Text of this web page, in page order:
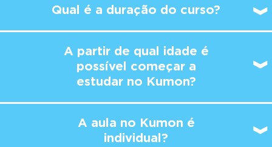
Qual é a duração do curso?
A partir de qual idade é
possível começar a
estudar no Kumon?
A aula no Kumon é
individual?